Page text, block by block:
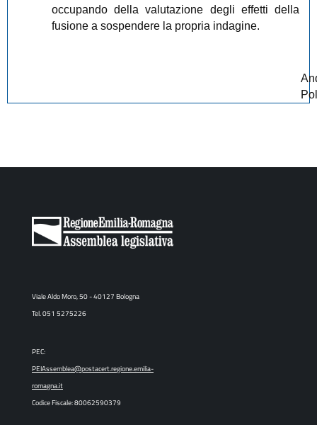
occupando della valutazione degli effetti della
fusione a sospendere la propria indagine.
Viale Aldo Moro, 50 - 40127 Bologna
Tel. 051 5275226
PEC:
PEIAssemblea@postacert.regione.emilia-
romagna.it
Codice Fiscale: 80062590379